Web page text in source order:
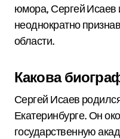
юмора, Сергей Исаев
неоднократно
области.
Какова
Сергей Исаев
Екатеринбурге. Он
государственную